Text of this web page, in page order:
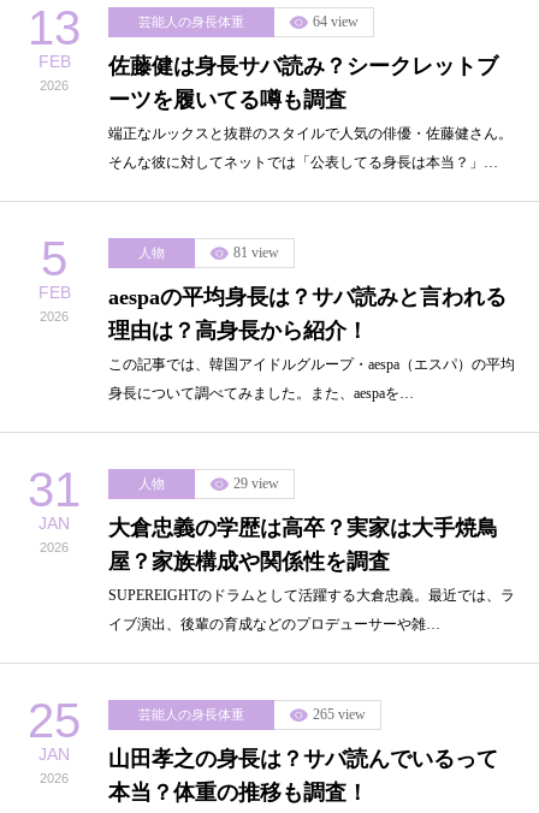
13
FEB
2026
芸能人の身長体重 64 view
佐藤健は身長サバ読み？シークレットブ
ーツを履いてる噂も調査
端正なルックスと抜群のスタイルで人気の俳優・佐藤健さん。
そんな彼に対してネットでは「公表してる身長は本当？」…
5
FEB
2026
人物 81 view
aespaの平均身長は？サバ読みと言われる
理由は？高身長から紹介！
この記事では、韓国アイドルグループ・aespa（エスパ）の平均
身長について調べてみました。また、aespaを…
31
JAN
2026
人物 29 view
大倉忠義の学歴は高卒？実家は大手焼鳥
屋？家族構成や関係性を調査
SUPEREIGHTのドラムとして活躍する大倉忠義。最近では、ラ
イブ演出、後輩の育成などのプロデューサーや雑…
25
JAN
2026
芸能人の身長体重 265 view
山田孝之の身長は？サバ読んでいるって
本当？体重の推移も調査！